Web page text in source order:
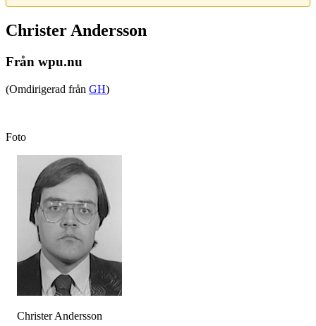
Christer Andersson
Från wpu.nu
(Omdirigerad från GH)
Foto
Christer Andersson